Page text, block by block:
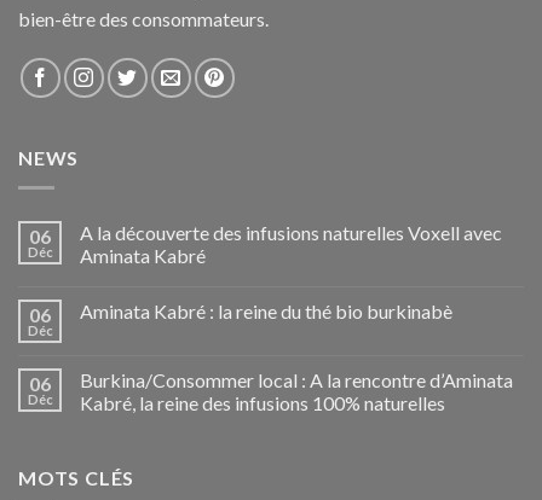
bien-être des consommateurs.
NEWS
06
Déc
A la découverte des infusions naturelles Voxell avec
Aminata Kabré
06
Déc
Aminata Kabré : la reine du thé bio burkinabè
06
Déc
Burkina/Consommer local : A la rencontre d’Aminata
Kabré, la reine des infusions 100% naturelles
MOTS CLÉS